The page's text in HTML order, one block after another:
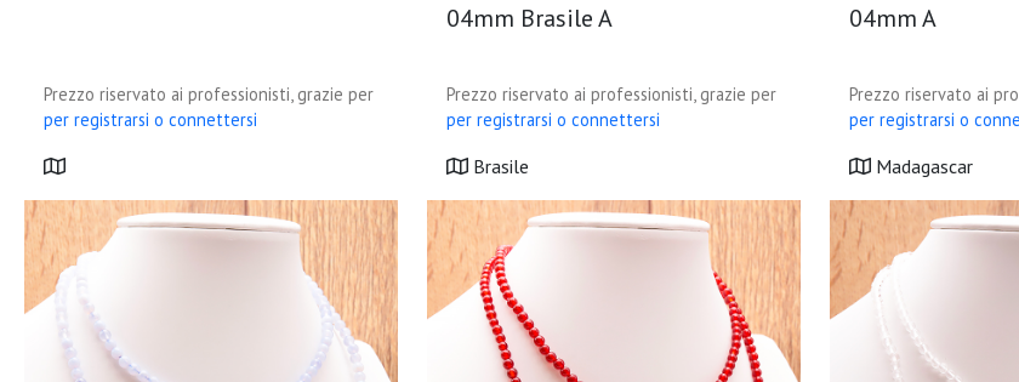
Prezzo riservato ai professionisti, grazie per
per registrarsi o connettersi
04mm Brasile A
Prezzo riservato ai professionisti, grazie per
per registrarsi o connettersi
Brasile
04mm A
Prezzo riservato ai
per registrarsi o
Madagascar